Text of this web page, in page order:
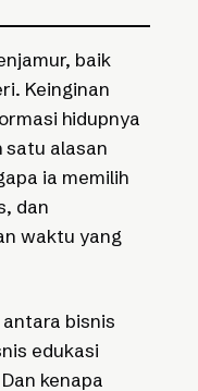
baik
Keinginan
hidupnya
satu alasan
ia memilih
dan
waktu yang
bisnis
edukasi
kenapa